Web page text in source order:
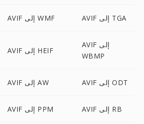
AVIF إلى WMF AVIF إلى TGA
AVIF إلى HEIF
AVIF إلى
WBMP
AVIF إلى AW AVIF إلى ODT
AVIF إلى PPM AVIF إلى RB